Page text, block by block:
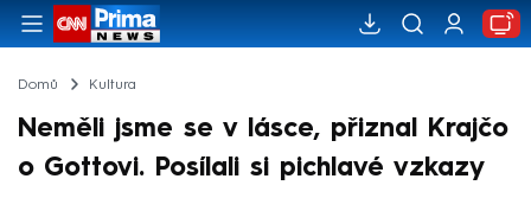
Domů Kultura
Neměli jsme se v lásce, přiznal Krajčo
o Gottovi. Posílali si pichlavé vzkazy